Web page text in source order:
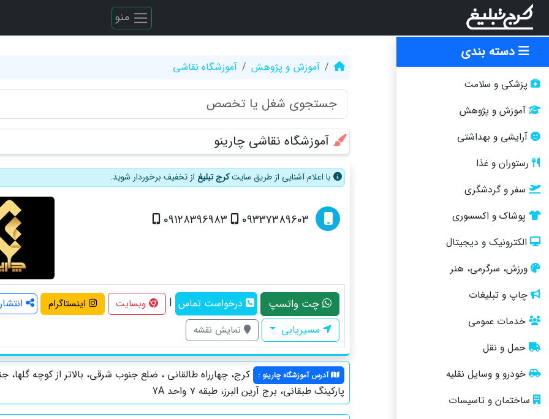
منو
دسته بندی
پزشکی و سلامت
آموزش و پژوهش
آرایشی و بهداشتی
رستوران و غذا
سفر و گردشگری
پوشاک و اکسسوری
الکترونیک و دیجیتال
ورزش، سرگرمی، هنر
چاپ و تبلیغات
خدمات عمومی
حمل و نقل
خودرو و وسایل نقلیه
ساختمان و تاسیسات
آموزش و پژوهش آموزشگاه نقاشی
آموزشگاه نقاشی چارینو
با اعلام آشنایی از طریق سایتکرج تبلیغ از تخفیف برخوردار شوید.
09337389603
09128396983
چت واتسپ درخواست تماس | وبسایت اینستاگرام
مسیریابی
نمایش نقشه
آدرس آموزشگاه چارینو :
کرج، چهارراه طالقانى ، ضلع جنوب شرقى، بالاتر از كوچە گلھا،
پاركینگ طبقانی، برج آرين البرز، طبقه ٧ واحد 7A